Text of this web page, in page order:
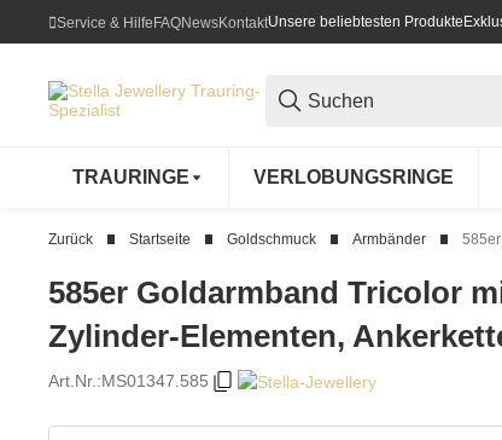
Service & HilfeFAQNewsKontaktUnsere beliebtesten Produkte
TRAURINGE VERLOBUNGSRINGE
Zurück Startseite Goldschmuck Armbänder
585er Goldarmband Tricolor
Zylinder-Elementen,
Art.Nr.:MS01347.585